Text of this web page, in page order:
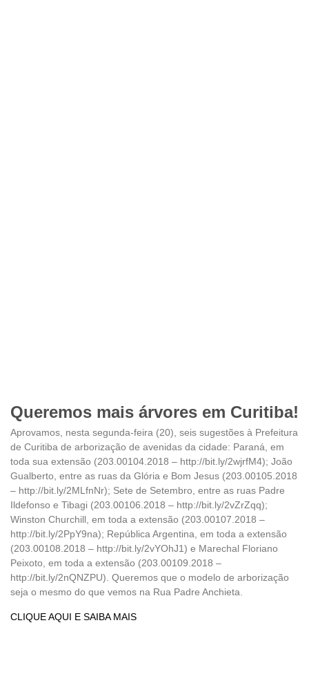
Queremos mais árvores em Curitiba!
Aprovamos, nesta segunda-feira (20), seis sugestões à Prefeitura
de Curitiba de arborização de avenidas da cidade: Paraná, em
toda sua extensão (203.00104.2018 – http://bit.ly/2wjrfM4); João
Gualberto, entre as ruas da Glória e Bom Jesus (203.00105.2018
– http://bit.ly/2MLfnNr); Sete de Setembro, entre as ruas Padre
Ildefonso e Tibagi (203.00106.2018 – http://bit.ly/2vZrZqq);
Winston Churchill, em toda a extensão (203.00107.2018 –
http://bit.ly/2PpY9na); República Argentina, em toda a extensão
(203.00108.2018 – http://bit.ly/2vYOhJ1) e Marechal Floriano
Peixoto, em toda a extensão (203.00109.2018 –
http://bit.ly/2nQNZPU). Queremos que o modelo de arborização
seja o mesmo do que vemos na Rua Padre Anchieta.
CLIQUE AQUI E SAIBA MAIS